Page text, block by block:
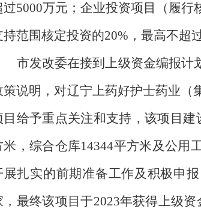
过5000万元；企业投资项目（履行
持范围核定投资的20% ，最高不超
市发改委在接到上级资金编报计
策说明，对辽宁上药好护士药业（
给予重点关注和支持 ，该项目建
米，综合仓库14344平方米及公用
展扎实的前期准备工作及积极申
，最终该项目于2023年获得上级资